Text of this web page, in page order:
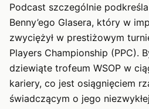
Podcast szczególnie
Benny’ego Glasera, który w
zwyciężył w prestiżowym
Players Championship (PPC).
dziewiąte trofeum WSOP w
kariery, co jest osiągnięciem
świadczącym o jego